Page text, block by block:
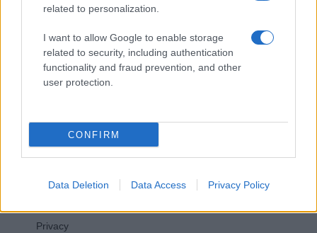
related to personalization.
I want to allow Google to enable storage
related to security, including authentication
functionality and fraud prevention, and other
user protection.
CONFIRM
Data Deletion Data Access Privacy Policy
Vuoi rimanere sempre aggiornato?
email periodiche contenenti le ultime notizie pubblicate
sul sito web!
*
Privacy